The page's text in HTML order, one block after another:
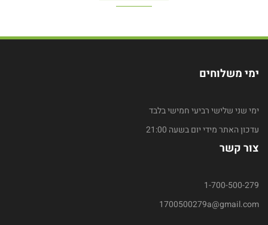
ימי משלוחים
ימי שני שלישי רביעי חמישי בלבד
עדכון האתר מידי יום בשעה 21:00
צור קשר
1-700-500-279
1700500279a@gmail.com